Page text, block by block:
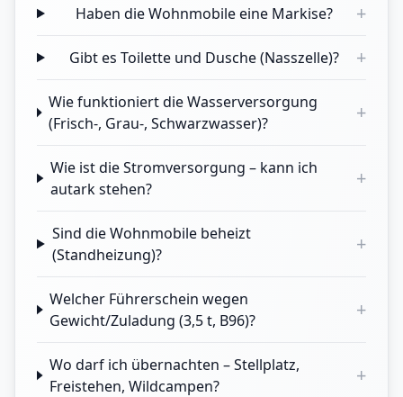
Haben die Wohnmobile eine Markise? +
Gibt es Toilette und Dusche (Nasszelle)? +
Wie funktioniert die Wasserversorgung
(Frisch-, Grau-, Schwarzwasser)?
+
Wie ist die Stromversorgung – kann ich
autark stehen?
+
Sind die Wohnmobile beheizt
(Standheizung)?
+
Welcher Führerschein wegen
Gewicht/Zuladung (3,5 t, B96)?
+
Wo darf ich übernachten – Stellplatz,
Freistehen, Wildcampen?
+